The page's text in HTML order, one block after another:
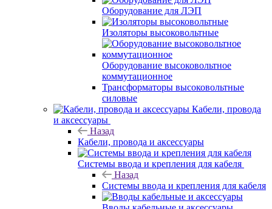
Оборудование для ЛЭП
Изоляторы высоковольтные
Оборудование высоковольтное
коммутационное
Трансформаторы высоковольтные
силовые
Кабели, провода
и аксессуары
Назад
Кабели, провода и аксессуары
Системы ввода и крепления для кабеля
Назад
Системы ввода и крепления для кабеля